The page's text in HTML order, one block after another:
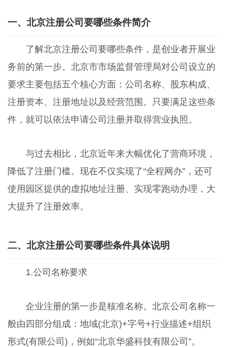
一、北京注册公司要哪些条件简介
了解北京注册公司要哪些条件，是创业者开展业
务前的第一步。北京市市场监督管理局对公司设立的
要求主要包括五个核心方面：公司名称、股东构成、
注册资本、注册地址以及经营范围。只要满足这些条
件，就可以依法申请公司注册并取得营业执照。
与过去相比，北京近年来大幅优化了营商环境，
降低了注册门槛。现在不仅实现了“全程网办”，还可
使用园区提供的虚拟地址注册、实现零跑动办理，大
大提升了注册效率。
二、北京注册公司要哪些条件具体说明
1.公司名称要求
企业注册的第一步是核准名称。北京公司名称一
般由四部分组成：地域(北京)+字号+行业描述+组织
形式(有限公司)，例如“北京华盛科技有限公司”。